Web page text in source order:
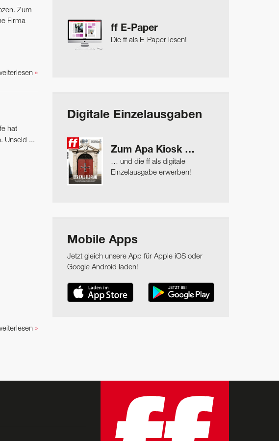
Zum
Firma
»
hat
Unseld ...
»
ff E-Paper
Die ff als E-Paper lesen!
Digitale Einzelausgaben
Zum Apa Kiosk …
… und die ff als digitale
Einzelausgabe erwerben!
Mobile Apps
Jetzt gleich unsere App für Apple iOS oder
Google Android laden!